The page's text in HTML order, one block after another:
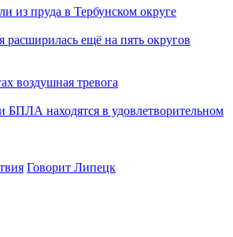
из пруда в Тербунском округе
расширилась ещё на пять округов
воздушная тревога
БПЛА находятся в удовлетворительном
Говорит Липецк